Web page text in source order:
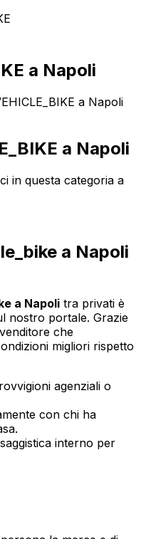
a Napoli
a Napoli
a Napoli
in questa categoria a
a Napoli
a Napoli tra privati è
nostro portale. Grazie
che
migliori rispetto
agenziali o
con chi ha
interno per